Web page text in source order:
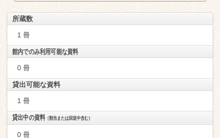
所蔵数
1 冊
館内でのみ利用可能な資料
0 冊
貸出可能な資料
1 冊
貸出中の資料（割当または回送中含む）
0 冊